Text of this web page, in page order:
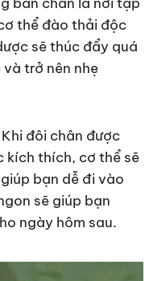
thể đào thải độc
sẽ thúc đẩy quá
trở nên nhẹ
Khi đôi chân được
kích thích, cơ thể sẽ
bạn dễ đi vào
sẽ giúp bạn
ngày hôm sau.